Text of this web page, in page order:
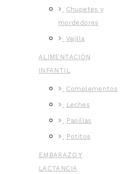
Chupetes y
mordedores
Vajilla
ALIMENTACIÓN
INFANTIL
Complementos
Leches
Papillas
Potitos
EMBARAZO Y
LACTANCIA